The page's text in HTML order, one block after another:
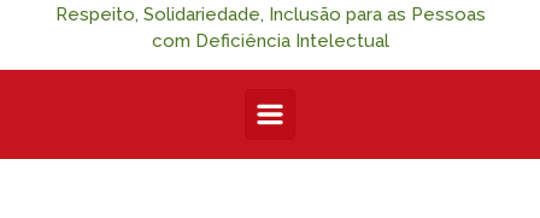
Respeito, Solidariedade, Inclusão para as Pessoas
com Deficiência Intelectual